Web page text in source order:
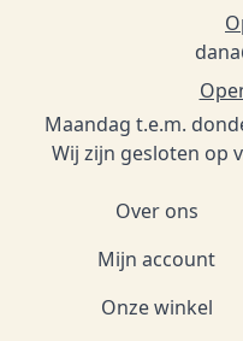
Maandag t.e.m.
Wij zijn gesloten op
Over ons
Mijn account
Onze winkel